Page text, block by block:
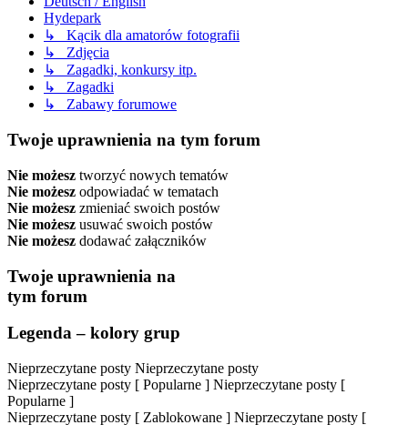
Hydepark
↳ Kącik dla amatorów fotografii
↳ Zdjęcia
↳ Zagadki, konkursy itp.
↳ Zagadki
↳ Zabawy forumowe
Twoje uprawnienia na tym forum
Nie możesz tworzyć nowych tematów
Nie możesz odpowiadać w tematach
Nie możesz zmieniać swoich postów
Nie możesz usuwać swoich postów
Nie możesz dodawać załączników
Twoje uprawnienia na
tym forum
Legenda – kolory grup
Nieprzeczytane posty Nieprzeczytane posty
Nieprzeczytane posty [ Popularne ] Nieprzeczytane posty [
Popularne ]
Nieprzeczytane posty [ Zablokowane ] Nieprzeczytane posty [